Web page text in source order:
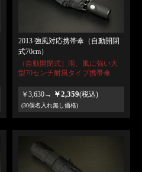
2013 強風対応携帯傘（自動開閉
式70cm）
（自動開閉式）雨、風に強い大
型70センチ耐風タイプ携帯傘
￥3,630→ ￥2,359(税込)
(30個名入れ無し価格)